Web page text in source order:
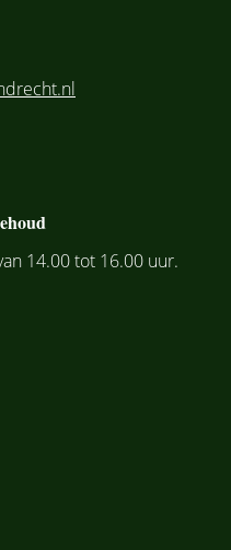
14.00 tot 16.00 uur.